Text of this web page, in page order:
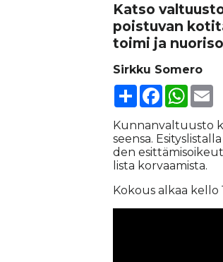
Katso
poistuvan
toimi ja
Sirkku Somero
Share Facebook
Kun­nan­val­tuus­to
seen­sa.
den
lis­ta kor­vaa­mis­ta.
Ko­kous al­kaa kel­lo